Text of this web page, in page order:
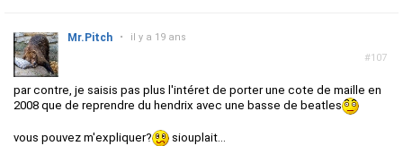
#107
Mr.Pitch • il y a 19 ans
par contre, je saisis pas plus l'intéret de porter une cote de maille en
2008 que de reprendre du hendrix avec une basse de beatles
vous pouvez m'expliquer? siouplait...